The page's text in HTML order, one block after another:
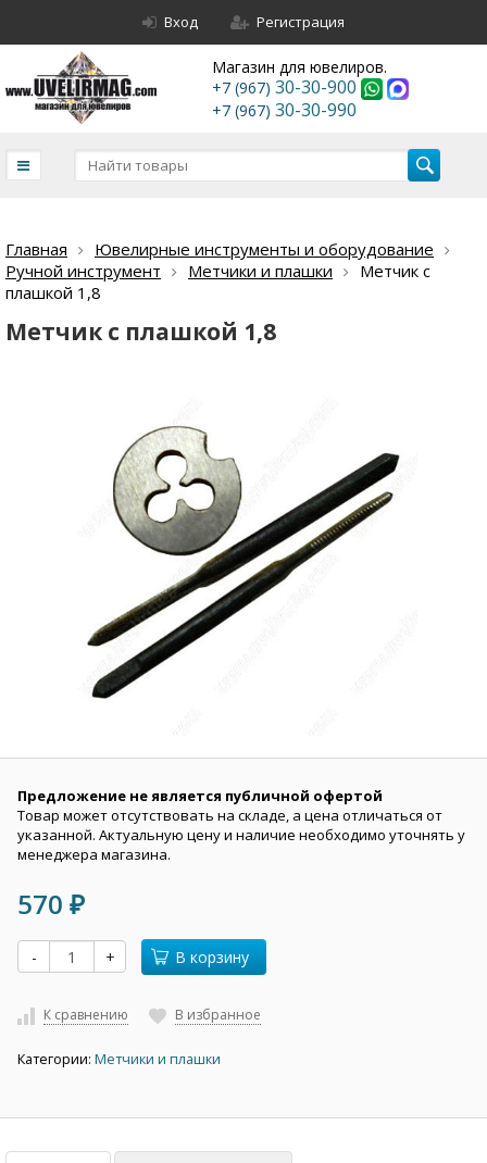
Вход Регистрация
Магазин для ювелиров.
+7 (967) 30-30-900
+7 (967) 30-30-990
Главная
Ювелирные инструменты и оборудование
Ручной инструмент
Метчики и плашки
Метчик с
плашкой 1,8
Метчик с плашкой 1,8
Предложение не является публичной офертой
Товар может отсутствовать на складе, а цена отличаться от
указанной. Актуальную цену и наличие необходимо уточнять у
менеджера магазина.
570 ₽
- + В корзину
К сравнению В избранное
Категории: Метчики и плашки